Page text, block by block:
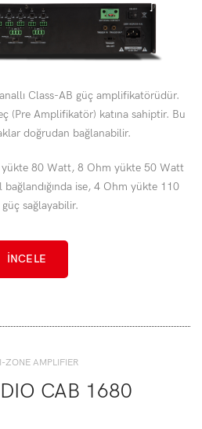
Class-AB güç amplifikatörüdür.
(Pre Amplifikatör) katına sahiptir. Bu
doğrudan bağlanabilir.
yükte 80 Watt, 8 Ohm yükte 50 Watt
ise, 4 Ohm yükte 110
sağlayabilir.
İNCELE
ZONE AMPLIFIER
CAB 1680